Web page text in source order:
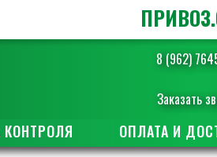
8 (962)
Заказать
ОПЛАТА И